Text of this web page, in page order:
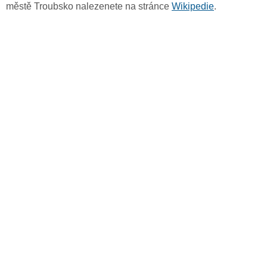
městě Troubsko nalezenete na stránce Wikipedie.